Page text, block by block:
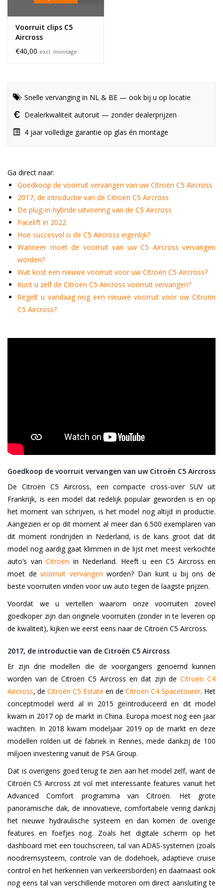
Voorruit clips C5
Aircross
€40,00 excl. montage
Snelle vervanging in NL & BE — ook bij u op locatie
Dealerkwaliteit autoruit — zonder dealerprijzen
4 jaar volledige garantie op glas én montage
Ga direct naar:
Goedkoop de voorruit vervangen van uw Citroën C5 Aircross
2017, de introductie van de Citroën C5 Aircross
De plug-in-hybride uitvoering van de C5 Aircross
Facelift in 2022
Hoe succesvol is de C5 Aircross eigenlijk?
Wanneer moet de voorruit van uw C5 Aircross vervangen
worden?
Wat kost een nieuwe voorruit voor uw Citroën C5 Aircross?
Kunt u zelf de Citroën C5 Aircross voorruit vervangen?
Regelt u vandaag nog een nieuwe voorruit voor uw Citroën
C5 Aircross?
Goedkoop de voorruit vervangen van uw Citroën C5 Aircross
De Citroën C5 Aircross, een compacte cross-over SUV uit
Frankrijk, is een model dat redelijk populair geworden is en op
het moment van schrijven, is het model nog altijd in productie.
Aangezien er op dit moment al meer dan 6.500 exemplaren van
dit moment rondrijden in Nederland, is de kans groot dat dit
model nog aardig gaat klimmen in de lijst met meest verkochte
auto’s van Citroën in Nederland. Heeft u een C5 Aircross en
moet devoorruit vervangen worden? Dan kunt u bij ons de
beste voorruiten vinden voor uw auto tegen de laagste prijzen.
Voordat we u vertellen waarom onze voorruiten zoveel
goedkoper zijn dan originele voorruiten (zonder in te leveren op
de kwaliteit), kijken we eerst eens naar de Citroën C5 Aircross.
2017, de introductie van de Citroën C5 Aircross
Er zijn drie modellen die de voorgangers genoemd kunnen
worden van de Citroën C5 Aircross en dat zijn deCitroën C4
Aircross, de Citroën C5 Estate en de Citroën C4 Spacetourer. Het
conceptmodel werd al in 2015 geïntroduceerd en dit model
kwam in 2017 op de markt in China. Europa moest nog een jaar
wachten. In 2018 kwam modeljaar 2019 op de markt en deze
modellen rolden uit de fabriek in Rennes, mede dankzij de 100
miljoen investering vanuit de PSA Group.
Dat is overigens goed terug te zien aan het model zelf, want de
Citroën C5 Aircross zit vol met interessante features vanuit het
Advanced Comfort programma van Citroën. Het grote
panoramische dak, de innovatieve, comfortabele vering dankzij
het nieuwe hydraulische systeem en dan komen de overige
features en foefjes nog. Zoals het digitale scherm op het
dashboard met een touchscreen, tal van ADAS-systemen (zoals
noodremsysteem, controle van de dodehoek, adaptieve cruise
control en het herkennen van verkeersborden) en daarnaast ook
nog eens tal van verschillende motoren om direct aansluiting te